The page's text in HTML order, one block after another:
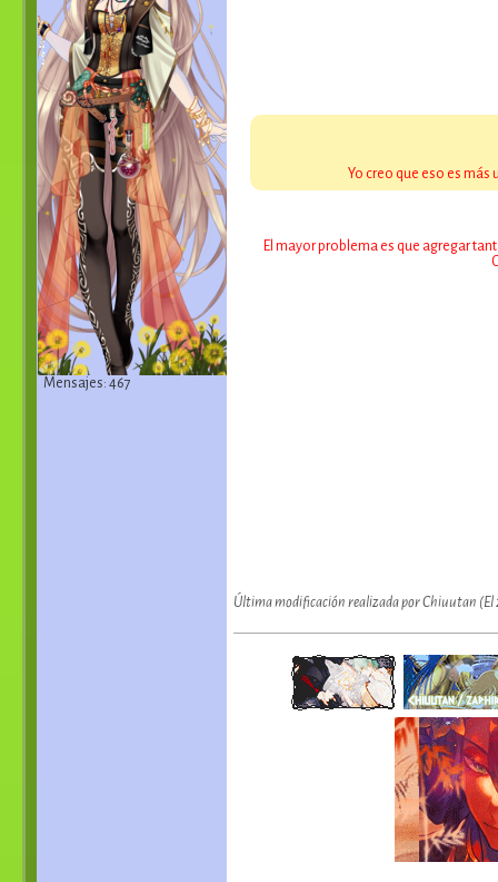
Mensajes: 467
Yo creo que eso es
El mayor problema es que agregar
Última modificación realizada por Chiuutan (El